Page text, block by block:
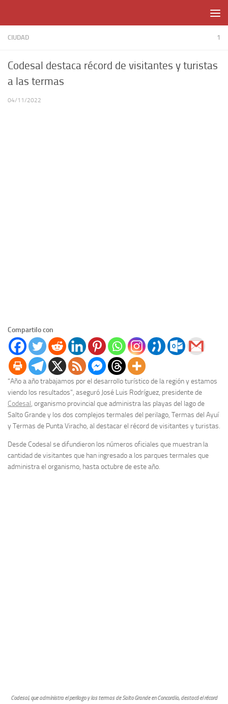
CIUDAD 1
Codesal destaca récord de visitantes y turistas
a las termas
04/11/2022
Compartilo con
“Año a año trabajamos por el desarrollo turístico de la región y estamos
viendo los resultados”, aseguró José Luis Rodríguez, presidente de
Codesal, organismo provincial que administra las playas del lago de
Salto Grande y los dos complejos termales del perilago, Termas del Ayuí
y Termas de Punta Viracho, al destacar el récord de visitantes y turistas.
Desde Codesal se difundieron los números oficiales que muestran la
cantidad de visitantes que han ingresado a los parques termales que
administra el organismo, hasta octubre de este año.
Codesal, que administra el perilago y las termas de Salto Grande en Concordia, destacó el récord